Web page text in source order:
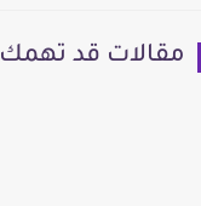
مقالات قد تهمك